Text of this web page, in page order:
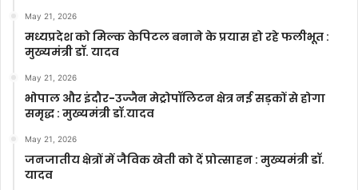
May 21, 2026
मध्यप्रदेश को मिल्क केपिटल बनाने के प्रयास हो रहे फलीभूत :
मुख्यमंत्री डॉ. यादव
May 21, 2026
भोपाल और इंदौर-उज्जैन मेट्रोपॉलिटन क्षेत्र नई सड़कों से होगा
समृद्ध : मुख्यमंत्री डॉ.यादव
May 21, 2026
जनजातीय क्षेत्रों में जैविक खेती को दें प्रोत्साहन : मुख्यमंत्री डॉ.
यादव